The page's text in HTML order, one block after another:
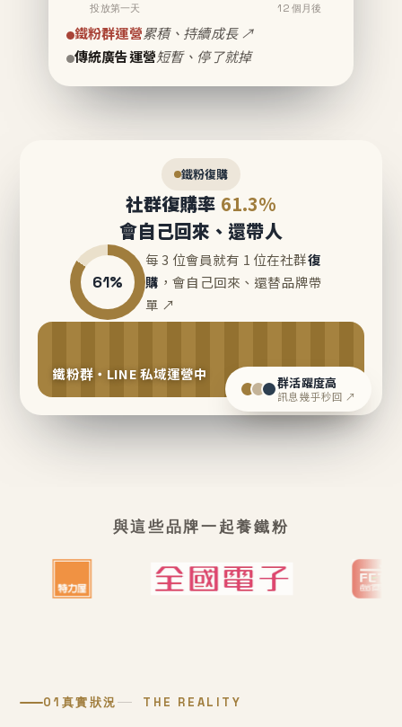
投放第一天 12 個月後
鐵粉群運營累積、持續成長 ↗
傳統廣告運營短暫、停了就掉
鐵粉復購
社群復購率 61.3%
會自己回來、還帶人
61%
每 3 位會員就有 1 位在社群復
購 ，會自己回來、還替品牌帶
單 ↗
鐵粉群・LINE 私域運營中 群活躍度高
訊息幾乎秒回 ↗
與這些品牌一起養鐵粉
01 真實狀況 THE REALITY